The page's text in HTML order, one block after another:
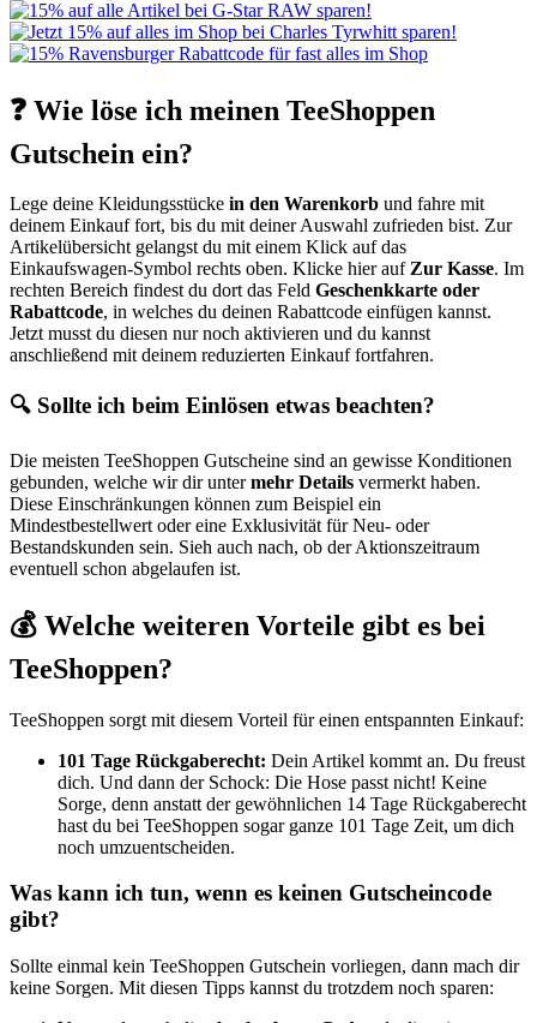
❓ Wie löse ich meinen TeeShoppen
Gutschein ein?
Lege deine Kleidungsstücke in den Warenkorb und fahre mit
deinem Einkauf fort, bis du mit deiner Auswahl zufrieden bist. Zur
Artikelübersicht gelangst du mit einem Klick auf das
Einkaufswagen-Symbol rechts oben. Klicke hier aufZur Kasse. Im
rechten Bereich findest du dort das Feld Geschenkkarte oder
Rabattcode, in welches du deinen Rabattcode einfügen kannst.
Jetzt musst du diesen nur noch aktivieren und du kannst
anschließend mit deinem reduzierten Einkauf fortfahren.
🔍 Sollte ich beim Einlösen etwas beachten?
Die meisten TeeShoppen Gutscheine sind an gewisse Konditionen
gebunden, welche wir dir untermehr Details vermerkt haben.
Diese Einschränkungen können zum Beispiel ein
Mindestbestellwert oder eine Exklusivität für Neu- oder
Bestandskunden sein. Sieh auch nach, ob der Aktionszeitraum
eventuell schon abgelaufen ist.
💰 Welche weiteren Vorteile gibt es bei
TeeShoppen?
TeeShoppen sorgt mit diesem Vorteil für einen entspannten Einkauf:
101 Tage Rückgaberecht: Dein Artikel kommt an. Du freust
dich. Und dann der Schock: Die Hose passt nicht! Keine
Sorge, denn anstatt der gewöhnlichen 14 Tage Rückgaberecht
hast du bei TeeShoppen sogar ganze 101 Tage Zeit, um dich
noch umzuentscheiden.
Was kann ich tun, wenn es keinen Gutscheincode
gibt?
Sollte einmal kein TeeShoppen Gutschein vorliegen, dann mach dir
keine Sorgen. Mit diesen Tipps kannst du trotzdem noch sparen: